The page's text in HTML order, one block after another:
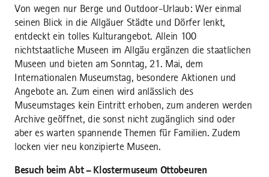
Von wegen nur Berge und Outdoor-Urlaub: Wer einmal
seinen Blick in die Allgäuer Städte und Dörfer lenkt,
entdeckt ein tolles Kulturangebot. Allein 100
nichtstaatliche Museen im Allgäu ergänzen die staatlichen
Museen und bieten am Sonntag, 21. Mai, dem
Internationalen Museumstag, besondere Aktionen und
Angebote an. Zum einen wird anlässlich des
Museumstages kein Eintritt erhoben, zum anderen werden
Archive geöffnet, die sonst nicht zugänglich sind oder
aber es warten spannende Themen für Familien. Zudem
locken vier neu konzipierte Museen.
Besuch beim Abt – Klostermuseum Ottobeuren